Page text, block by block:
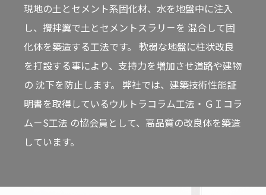
現地の土とセメント系固化材、水を地盤中に注入
し、攪拌翼で土とセメントスラリ－を 混合して固
化体を築造する工法です。 軟弱な地盤に柱状改良
を打設する事により、支持力を増加させ道路や建物
の 沈下を防止します。 弊社では、建築技術性能証
明書を取得しているウルトラコラム工法・ＧＩコラ
ム－S工法 の協会員として、高品質の改良体を築造
しています。